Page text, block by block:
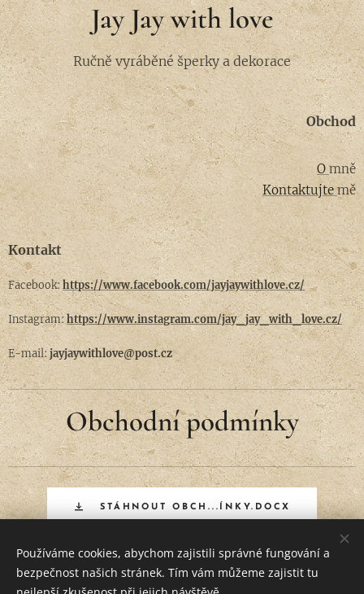
Jay Jay with love
Ručně vyráběné šperky a dekorace
Obchod
Omně
Kontaktujtemě
Kontakt
Facebook:https://www.facebook.com/jayjaywithlove.cz/
Instagram:https://www.instagram.com/jay_jay_with_love.cz/
E-mail:jayjaywithlove@post.cz
Obchodní podmínky
STÁHNOUT OBCH...ÍNKY.DOCX
Vytvořeno službouWebnode Cookies
Používáme cookies, abychom zajistili správné fungování a
bezpečnost našich stránek. Tím vám můžeme zajistit tu